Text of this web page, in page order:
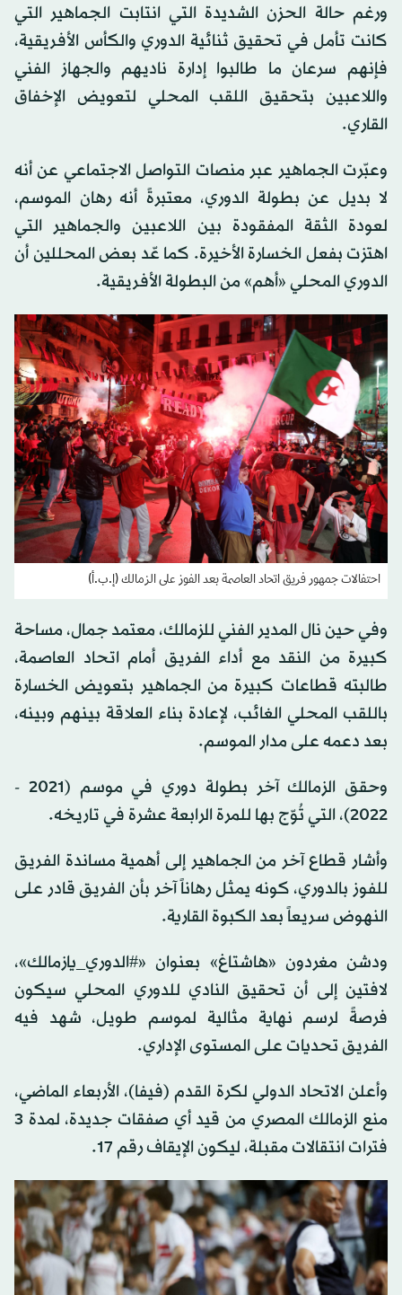
ورغم حالة الحزن الشديدة التي انتابت الجماهير التي
كانت تأمل في تحقيق ثنائية الدوري والكأس الأفريقية،
فإنهم سرعان ما طالبوا إدارة ناديهم والجهاز الفني
واللاعبين بتحقيق اللقب المحلي لتعويض الإخفاق
القاري.
وعبّرت الجماهير عبر منصات التواصل الاجتماعي عن أنه
لا بديل عن بطولة الدوري، معتبرةً أنه رهان الموسم،
لعودة الثقة المفقودة بين اللاعبين والجماهير التي
اهتزت بفعل الخسارة الأخيرة. كما عّد بعض المحللين أن
الدوري المحلي «أهم» من البطولة الأفريقية.
احتفالات جمهور فريق اتحاد العاصمة بعد الفوز على الزمالك (إ.ب.أ)
وفي حين نال المدير الفني للزمالك، معتمد جمال، مساحة
كبيرة من النقد مع أداء الفريق أمام اتحاد العاصمة،
طالبته قطاعات كبيرة من الجماهير بتعويض الخسارة
باللقب المحلي الغائب، لإعادة بناء العلاقة بينهم وبينه،
بعد دعمه على مدار الموسم.
وحقق الزمالك آخر بطولة دوري في موسم (2021 -
2022)، التي تُوّج بها للمرة الرابعة عشرة في تاريخه.
وأشار قطاع آخر من الجماهير إلى أهمية مساندة الفريق
للفوز بالدوري، كونه يمثل رهاناً آخر بأن الفريق قادر على
النهوض سريعاً بعد الكبوة القارية.
ودشن مغردون «هاشتاغ» بعنوان «#الدوري_يازمالك»،
لافتين إلى أن تحقيق النادي للدوري المحلي سيكون
فرصةً لرسم نهاية مثالية لموسم طويل، شهد فيه
الفريق تحديات على المستوى الإداري.
وأعلن الاتحاد الدولي لكرة القدم (فيفا)، الأربعاء الماضي،
منع الزمالك المصري من قيد أي صفقات جديدة، لمدة 3
فترات انتقالات مقبلة، ليكون الإيقاف رقم 17.